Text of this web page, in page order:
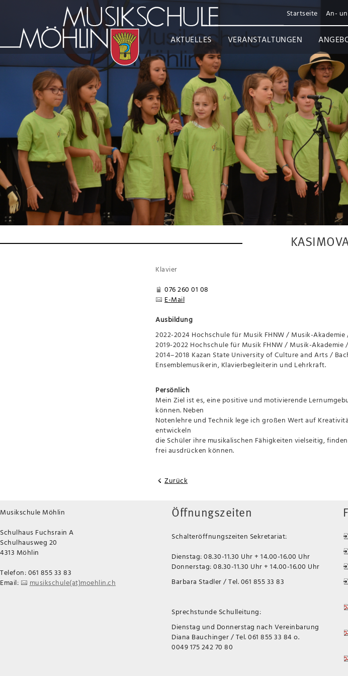
Startseite An-
AKTUELLES VERANSTALTUNGEN
Klavier
076 260 01 08
E-Mail
Ausbildung
2022-2024 Hochschule für Musik FHNW / Musik-Akademie
2019-2022 Hochschule für Musik FHNW / Musik-Akademie
2014–2018 Kazan State University of Culture and Arts /
Ensemblemusikerin, Klavierbegleiterin und Lehrkraft.
Persönlich
Mein Ziel ist es, eine positive und motivierende
können. Neben
Notenlehre und Technik lege ich großen Wert auf
entwickeln
die Schüler ihre musikalischen Fähigkeiten vielseitig,
freiausdrücken können.
Zurück
Musikschule Möhlin
Schulhaus Fuchsrain A
Schulhausweg 20
4313 Möhlin
Telefon: 061 855 33 83
Email:
musikschule(at)moehlin.ch
Öffnungszeiten
Schalteröffnungszeiten Sekretariat:
Dienstag: 08.30-11.30 Uhr + 14.00-16.00 Uhr
Donnerstag: 08.30-11.30 Uhr + 14.00-16.00 Uhr
Barbara Stadler / Tel. 061 855 33 83
Sprechstunde Schulleitung:
Dienstag und Donnerstag nach Vereinbarung
Diana Bauchinger / Tel. 061 855 33 84 o.
0049 175 242 70 80